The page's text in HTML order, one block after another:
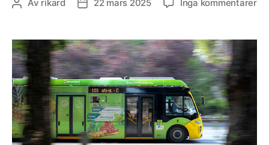
Inläggsförfattare
Av rikard Inläggsdatum
22 mars 2025 Inga kommentarer